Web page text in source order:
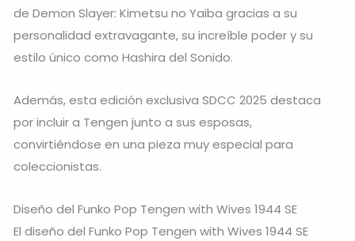
de Demon Slayer: Kimetsu no Yaiba gracias a su
personalidad extravagante, su increíble poder y su
estilo único como Hashira del Sonido.
Además, esta edición exclusiva SDCC 2025 destaca
por incluir a Tengen junto a sus esposas,
convirtiéndose en una pieza muy especial para
coleccionistas.
Diseño del Funko Pop Tengen with Wives 1944 SE
El diseño del Funko Pop Tengen with Wives 1944 SE